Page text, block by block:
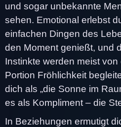
und sogar unbekannte
sehen. Emotional erlebst
einfachen Dingen des
den Moment genießt, und
Instinkte werden meist
Portion Fröhlichkeit
dich als „die Sonne im
es als Kompliment – die
In Beziehungen ermutigt